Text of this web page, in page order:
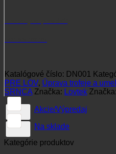
Katalógové číslo: DN001
PRE LOV, Úprava trofeje a
SRNCA Značka: Lovtek Značka:
Akcie/Výpredaj
Na sklade
Kategórie produktov